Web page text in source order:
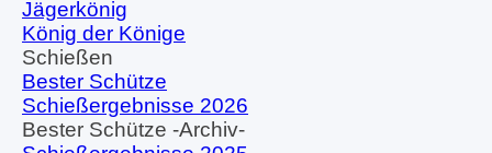
Jägerkönig
König der Könige
Schießen
Bester Schütze
Schießergebnisse 2026
Bester Schütze -Archiv-